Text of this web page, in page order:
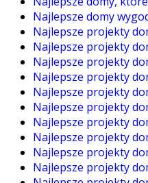
Najlepsze domy
Najlepsze projekty
Najlepsze projekty
Najlepsze projekty
Najlepsze projekty
Najlepsze projekty
Najlepsze projekty
Najlepsze projekty
Najlepsze projekty
Najlepsze projekty
Najlepsze projekty